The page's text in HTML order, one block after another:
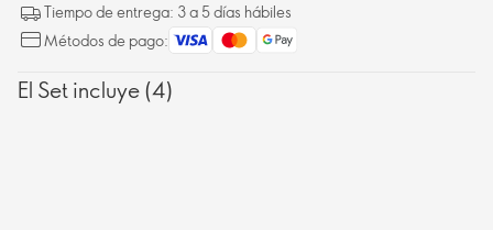
Tiempo de entrega: 3 a 5 días hábiles
Métodos de pago:
El Set incluye (4)